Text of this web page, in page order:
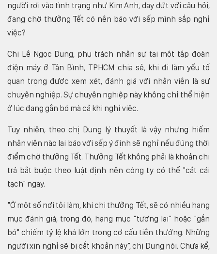
người rơi vào tình trạng như Kim Anh, day dứt với câu hỏi,
đang chờ thưởng Tết có nên báo với sếp mình sắp nghỉ
việc?
Chị Lê Ngọc Dung, phụ trách nhân sự tại một tập đoàn
điện máy ở Tân Bình, TPHCM chia sẻ, khi đi làm yếu tố
quan trọng được xem xét, đánh giá với nhân viên là sự
chuyên nghiệp. Sự chuyên nghiệp này không chỉ thể hiện
ở lúc đang gắn bó mà cả khi nghỉ việc.
Tuy nhiên, theo chị Dung lý thuyết là vậy nhưng hiếm
nhân viên nào lại báo với sếp ý định sẽ nghỉ nếu đúng thời
điểm chờ thưởng Tết. Thưởng Tết không phải là khoản chi
trả bắt buộc theo luật định nên công ty có thể "cắt cái
tạch" ngay.
"Ở một số nơi tôi làm, khi chi thưởng Tết, sẽ có nhiều hạng
mục đánh giá, trong đó, hạng mục "tương lai" hoặc "gắn
bó" chiếm tỷ lệ khá lớn trong cơ cấu tiền thưởng. Những
người xin nghỉ sẽ bị cắt khoản này", chị Dung nói. Chưa kể,